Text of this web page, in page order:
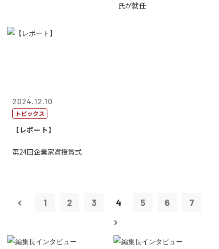
氏が就任
2024.12.10
トピックス
【レポート】
第24回企業家賞授賞式
1 2 3 4 5 6 7